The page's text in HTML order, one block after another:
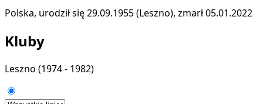
Polska, urodził się 29.09.1955 (Leszno), zmarł 05.01.2022
Kluby
Leszno (1974 - 1982)